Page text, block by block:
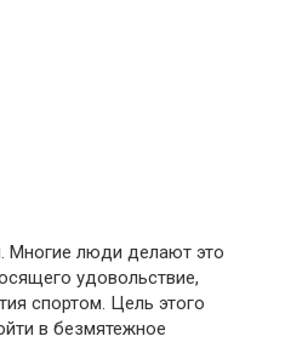
Многие люди делают это
удовольствие,
спортом. Цель этого
в безмятежное